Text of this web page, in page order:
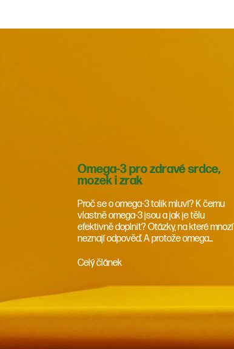
Omega-3 pro zdravé srdce,
mozek i zrak
Proč se o omega-3 tolik mluví? K čemu
vlastně omega-3 jsou a jak je tělu
efektivně doplnit? Otázky, na které mnozí
neznají odpověď. A protože omega...
Celý článek